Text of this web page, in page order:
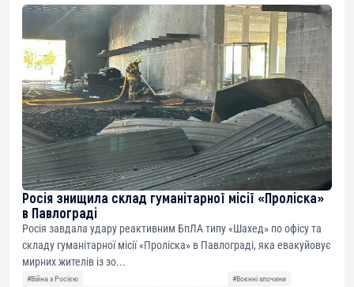
Росія знищила склад гуманітарної місії «Проліска»
в Павлограді
Росія завдала удару реактивним БпЛА типу «Шахед» по офісу та
складу гуманітарної місії «Проліска» в Павлограді, яка евакуйовує
мирних жителів із зо...
#Війна з Росією
#Воєнні злочини